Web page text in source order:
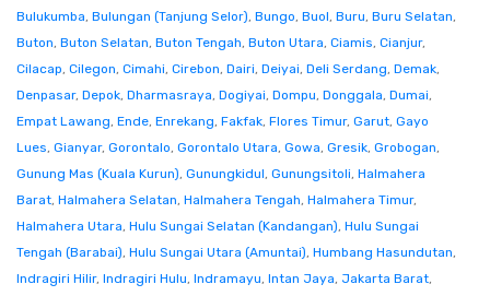
Bulukumba, Bulungan (Tanjung Selor), Bungo, Buol, Buru, Buru Selatan,
Buton, Buton Selatan, Buton Tengah, Buton Utara, Ciamis, Cianjur,
Cilacap, Cilegon, Cimahi, Cirebon, Dairi, Deiyai, Deli Serdang, Demak,
Denpasar, Depok, Dharmasraya, Dogiyai, Dompu, Donggala, Dumai,
Empat Lawang, Ende, Enrekang, Fakfak, Flores Timur, Garut, Gayo
Lues, Gianyar, Gorontalo, Gorontalo Utara, Gowa, Gresik, Grobogan,
Gunung Mas (Kuala Kurun), Gunungkidul, Gunungsitoli, Halmahera
Barat, Halmahera Selatan, Halmahera Tengah, Halmahera Timur,
Halmahera Utara, Hulu Sungai Selatan (Kandangan), Hulu Sungai
Tengah (Barabai), Hulu Sungai Utara (Amuntai), Humbang Hasundutan,
Indragiri Hilir, Indragiri Hulu, Indramayu, Intan Jaya, Jakarta Barat,